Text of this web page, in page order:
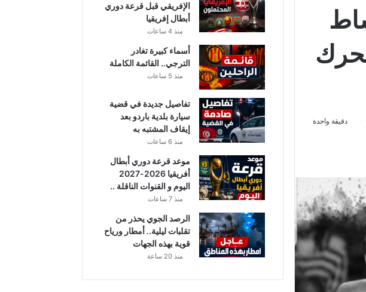
دقيقة واحدة
الإفريقي قبل قرعة دوري
أبطال إفريقيا
منذ 4 ساعات
أسماء كبيرة تغادر
الترجي.. القائمة الكاملة
منذ 5 ساعات
تفاصيل جديدة في قضية
سيارة بلدية باردو بعد
إيقاف المشتبه به
منذ 6 ساعات
موعد قرعة دوري أبطال
أفريقيا 2026-2027
اليوم و القنوات الناقلة ..
منذ 7 ساعات
الرصد الجوي يحذر من
تقلبات ليلية.. أمطار ورياح
قوية بهذه الجهات
منذ 20 ساعة